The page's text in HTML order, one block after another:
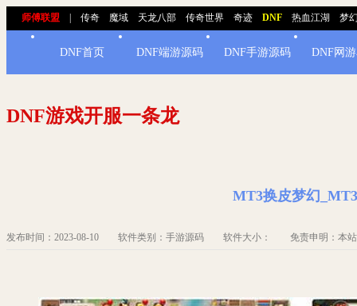
师傅联盟 传奇 魔域 天龙八部 传奇世界 奇迹 DNF 热血江湖 梦
DNF首页 DNF端游源码 DNF手游源码 DNF网
DNF游戏开服一条龙
MT3换皮梦幻
发布时间：2023-08-10 软件类别：手游源码 软件大小： 免责申明：本站